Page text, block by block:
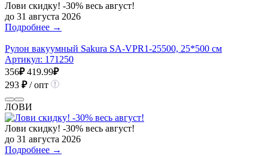
Лови скидку! -30% весь август!
до 31 августа 2026
Подробнее →
Рулон вакуумный Sakura SA-VPR1-25500, 25*500 см
Артикул: 171250
356₽ 419.99₽
293 ₽/ опт
ЛОВИ
Лови скидку! -30% весь август!
до 31 августа 2026
Подробнее →